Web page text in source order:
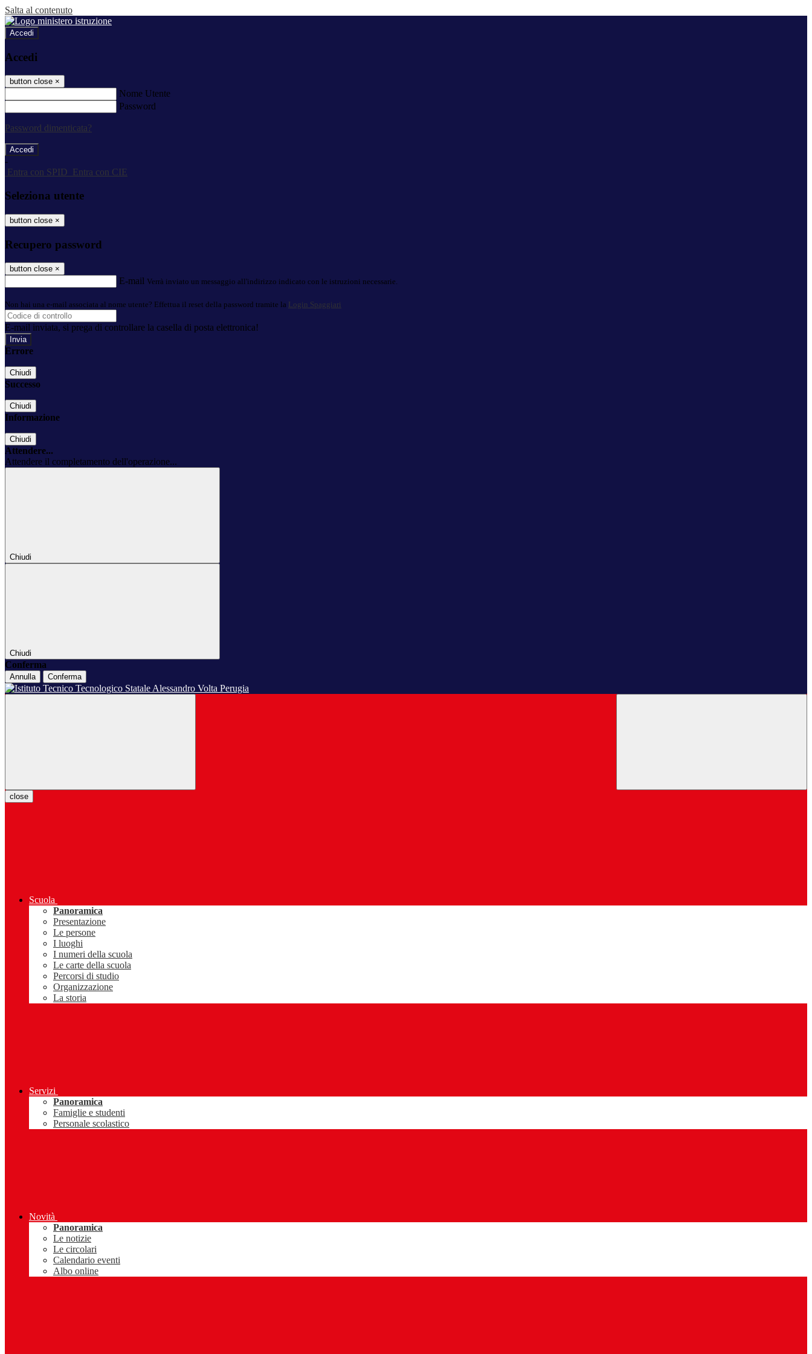
Salta al contenuto
Accedi
Accedi
button close ×
Nome Utente
Password
Password dimenticata?
-
Entra con SPID
Entra con CIE
Seleziona utente
button close ×
Recupero password
button close ×
E-mail Verrà inviato un messaggio all'indirizzo indicato con le istruzioni necessarie.
Non hai una e-mail associata al nome utente? Effettua il reset della password tramite la Login Spaggiari
E-mail inviata, si prega di controllare la casella di posta elettronica!
Errore
Chiudi
Successo
Chiudi
Informazione
Chiudi
Attendere...
Attendere il completamento dell'operazione...
Chiudi
Chiudi
Conferma
Annulla Conferma
close
Scuola
Panoramica
Presentazione
Le persone
I luoghi
I numeri della scuola
Le carte della scuola
Percorsi di studio
Organizzazione
La storia
Servizi
Panoramica
Famiglie e studenti
Personale scolastico
Novità
Panoramica
Le notizie
Le circolari
Calendario eventi
Albo online